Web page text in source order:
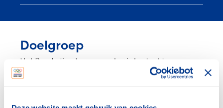
Doelgroep
Het Bondsdirecteurenoverleg is bedoeld voor
directieleden van sportbonden en voorzitters van
sportbonden zonder directie.
Per bond is er ruimte voor één extra aanmelding.